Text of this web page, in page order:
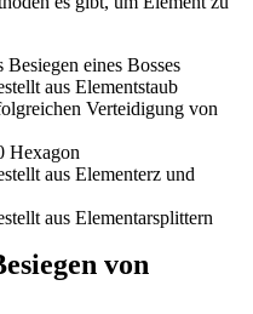
eines Bosses
aus Elementstaub
Verteidigung von
Hexagon
aus Elementerz und
aus Elementarsplittern
von